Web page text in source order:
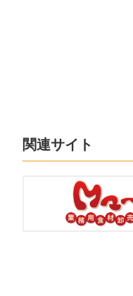
関連サイト